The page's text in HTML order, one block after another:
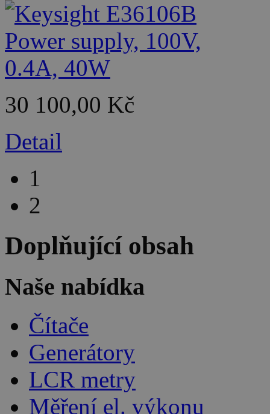
30 100,00 Kč
Detail
1
2
Doplňující obsah
Naše nabídka
Čítače
Generátory
LCR metry
Měření el. výkonu